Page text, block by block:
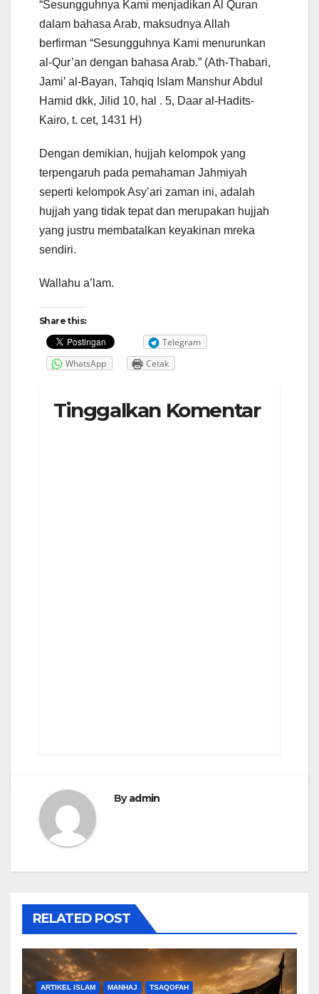
“Sesungguhnya Kami menjadikan Al Quran
dalam bahasa Arab, maksudnya Allah
berfirman “Sesungguhnya Kami menurunkan
al-Qur’an dengan bahasa Arab.” (Ath-Thabari,
Jami’ al-Bayan, Tahqiq Islam Manshur Abdul
Hamid dkk, Jilid 10, hal . 5, Daar al-Hadits-
Kairo, t. cet, 1431 H)
Dengan demikian, hujjah kelompok yang
terpengaruh pada pemahaman Jahmiyah
seperti kelompok Asy’ari zaman ini, adalah
hujjah yang tidak tepat dan merupakan hujjah
yang justru membatalkan keyakinan mreka
sendiri.
Wallahu a’lam.
Share this:
Telegram
WhatsApp
Cetak
Tinggalkan Komentar
Byadmin
RELATED POST
ARTIKEL ISLAM MANHAJ TSAQOFAH